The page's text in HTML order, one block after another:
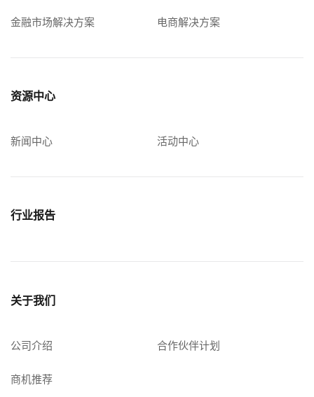
金融市场解决方案 电商解决方案
资源中心
新闻中心 活动中心
行业报告
关于我们
公司介绍 合作伙伴计划
商机推荐